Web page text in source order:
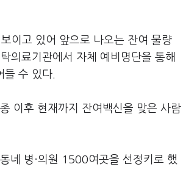
이고 있어 앞으로 나오는 잔여 물량
의료기관에서 자체 예비명단을 통해
들 수 있다.
이후 현재까지 잔여백신을 맞은 사람
네 병·의원 1500여곳을 선정키로 했